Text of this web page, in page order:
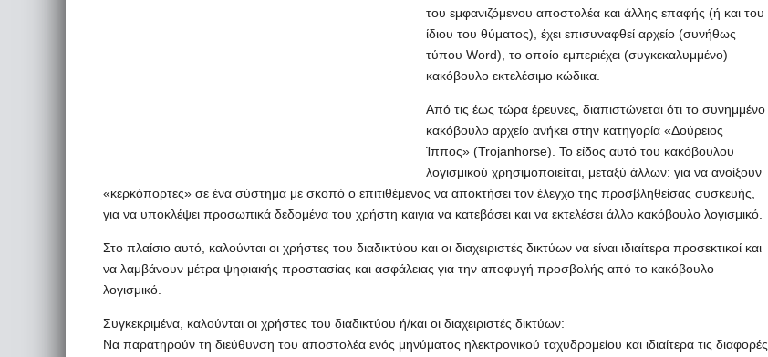
του εμφανιζόμενου αποστολέα και άλλης επαφής (ή και του
ίδιου του θύματος), έχει επισυναφθεί αρχείο (συνήθως
τύπου Word), το οποίο εμπεριέχει (συγκεκαλυμμένο)
κακόβουλο εκτελέσιμο κώδικα.
Από τις έως τώρα έρευνες, διαπιστώνεται ότι το συνημμένο
κακόβουλο αρχείο ανήκει στην κατηγορία «Δούρειος
Ίππος» (Trojanhorse). Το είδος αυτό του κακόβουλου
λογισμικού χρησιμοποιείται, μεταξύ άλλων: για να ανοίξουν
«κερκόπορτες» σε ένα σύστημα με σκοπό ο επιτιθέμενος να αποκτήσει τον έλεγχο της προσβληθείσας συσκευής,
για να υποκλέψει προσωπικά δεδομένα του χρήστη καιγια να κατεβάσει και να εκτελέσει άλλο κακόβουλο λογισμικό.
Στο πλαίσιο αυτό, καλούνται οι χρήστες του διαδικτύου και οι διαχειριστές δικτύων να είναι ιδιαίτερα προσεκτικοί και
να λαμβάνουν μέτρα ψηφιακής προστασίας και ασφάλειας για την αποφυγή προσβολής από το κακόβουλο
λογισμικό.
Συγκεκριμένα, καλούνται οι χρήστες του διαδικτύου ή/και οι διαχειριστές δικτύων:
Να παρατηρούν τη διεύθυνση του αποστολέα ενός μηνύματος ηλεκτρονικού ταχυδρομείου και ιδιαίτερα τις διαφορές